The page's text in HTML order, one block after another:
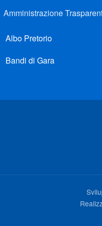
Amministrazione
Albo Pretorio
Bandi di Gara